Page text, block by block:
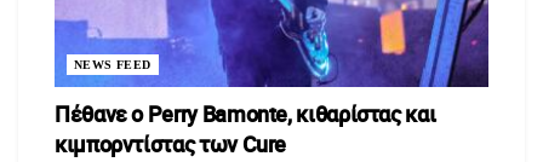
“ΔυτικοΜακεδονικής” γης. Στην έκθεση συμμετείχαν
περισσότεροι από 350 Έλληνες παραγωγοί με σπάνια και
ιδιαίτερα προϊόντα της ελληνικής γης.
Η Περιφέρεια Δυτικής Μακεδονίας συμμετείχε στην ενότητα
NEWS FEED
Πέθανε ο Perry Bamonte, κιθαρίστας και
κιμπορντίστας των Cure